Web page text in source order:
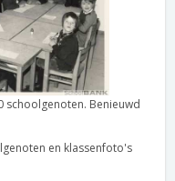
schoolgenoten. Benieuwd
en klassenfoto's